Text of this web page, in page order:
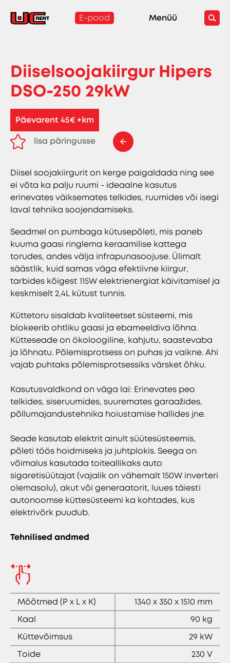
E-pood Menüü
Diiselsoojakiirgur Hipers
DSO-250 29kW
Päevarent 45€ +km
lisa päringusse
Diisel soojakiirgurit on kerge paigaldada ning see
ei võta ka palju ruumi - ideaalne kasutus
erinevates väiksemates telkides, ruumides või isegi
laval tehnika soojendamiseks.
Seadmel on pumbaga kütusepõleti, mis paneb
kuuma gaasi ringlema keraamilise kattega
torudes, andes välja infrapunasoojuse. Ülimalt
säästlik, kuid samas väga efektiivne kiirgur,
tarbides kõigest 115W elektrienergiat käivitamisel ja
keskmiselt 2,4L kütust tunnis.
Küttetoru sisaldab kvaliteetset süsteemi, mis
blokeerib ohtliku gaasi ja ebameeldiva lõhna.
Kütteseade on ökoloogiline, kahjutu, saastevaba
ja lõhnatu. Põlemisprotsess on puhas ja vaikne. Ahi
vajab puhtaks põlemisprotsessiks värsket õhku.
Kasutusvaldkond on väga lai: Erinevates peo
telkides, siseruumides, suuremates garaažides,
põllumajandustehnika hoiustamise hallides jne.
Seade kasutab elektrit ainult süütesüsteemis,
põleti töös hoidmiseks ja juhtplokis. Seega on
võimalus kasutada toiteallikaks auto
sigaretisüütajat (vajalik on vähemalt 150W inverteri
olemasolu), akut või generaatorit, luues täiesti
autonoomse küttesüsteemi ka kohtades, kus
elektrivõrk puudub.
Tehnilised andmed
Mõõtmed (P x L x K)
1340 x 350 x 1510 mm
Kaal
90 kg
Küttevõimsus
29 kW
Toide
230 V